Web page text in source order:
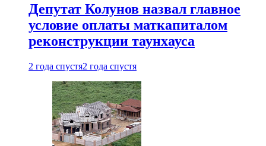
Депутат Колунов назвал главное
условие оплаты маткапиталом
реконструкции таунхауса
2 года спустя2 года спустя